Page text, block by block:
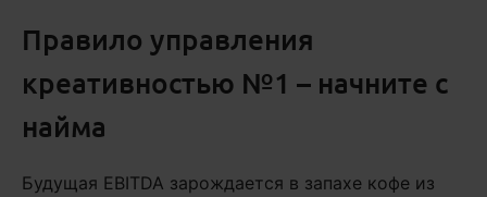
Правило управления
креативностью №1 – начните с
найма
Будущая EBITDA зарождается в запахе кофе из